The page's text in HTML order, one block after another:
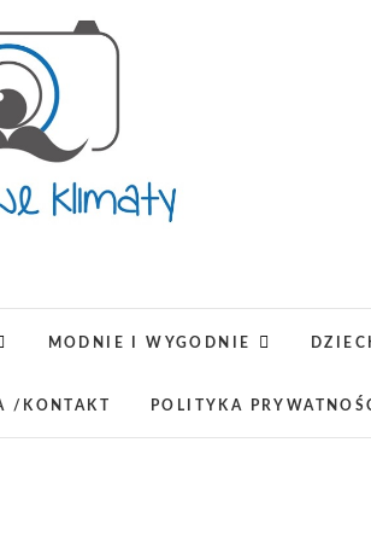
Blog
POŁĄCZONA Z NAUKĄ,
MODNIE I WYGODNIE
/KONTAKT POLITYKA